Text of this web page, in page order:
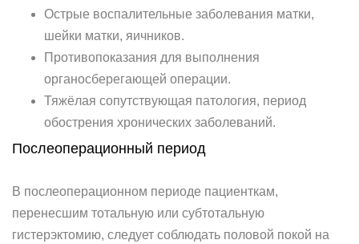
Острые воспалительные заболевания матки,
шейки матки, яичников.
Противопоказания для выполнения
органосберегающей операции.
Тяжёлая сопутствующая патология, период
обострения хронических заболеваний.
Послеоперационный период
В послеоперационном периоде пациенткам,
перенесшим тотальную или субтотальную
гистерэктомию, следует соблюдать половой покой на